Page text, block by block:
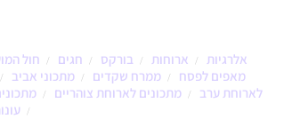
אלרגיות / ארוחות / בורקס / חגים / חול
מאפים לפסח / ממרח שקדים / מתכוני אביב /
לארוחת ערב
/ מתכונים לארוחת צוהריים /
/